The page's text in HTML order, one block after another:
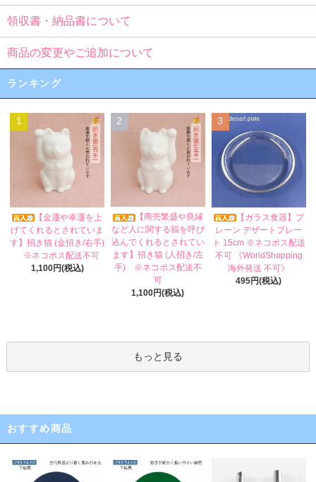
領収書・納品書について
商品の変更やご追加について
ランキング
1
【金運や幸運を上
げてくれるとされていま
す】招き猫 (金招き/右手)
※ネコポス配送不可
1,100円(税込)
2
【商売繁盛や良縁
など人に関する福を呼び
込んでくれるとされてい
ます】招き猫 (人招き/左
手) ※ネコポス配送不
可
1,100円(税込)
3
【ガラス食器】プ
レーン デザートプレー
ト 15cm ※ネコポス配送
不可 《WorldShopping
海外発送 不可》
495円(税込)
もっと見る
おすすめ商品